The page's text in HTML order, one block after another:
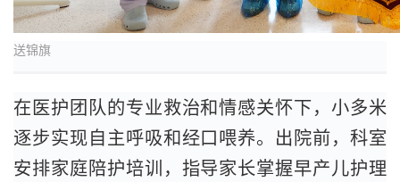
送锦旗
在医护团队的专业救治和情感关怀下，小多米
逐步实现自主呼吸和经口喂养。出院前，科室
安排家庭陪护培训，指导家长掌握早产儿护理